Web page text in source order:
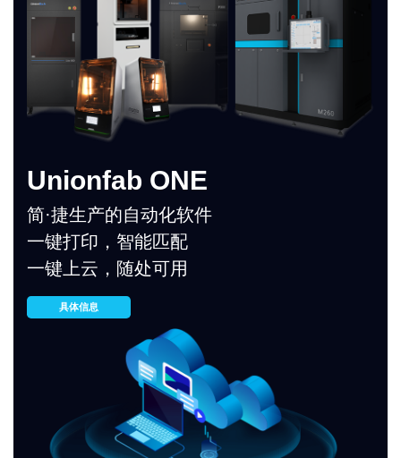
Unionfab ONE
简·捷生产的自动化软件
一键打印，智能匹配
一键上云，随处可用
具体信息